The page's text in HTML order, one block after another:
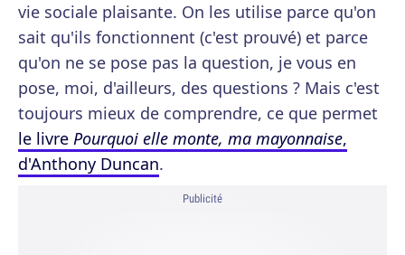
vie sociale plaisante. On les utilise parce qu'on
sait qu'ils fonctionnent (c'est prouvé) et parce
qu'on ne se pose pas la question, je vous en
pose, moi, d'ailleurs, des questions ? Mais c'est
toujours mieux de comprendre, ce que permet
le livre Pourquoi elle monte, ma mayonnaise,
d'Anthony Duncan.
Publicité